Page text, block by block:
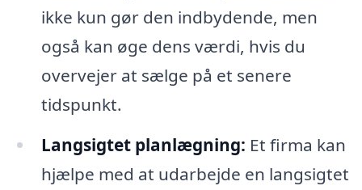
ikke kun gør den indbydende, men
også kan øge dens værdi, hvis du
overvejer at sælge på et senere
tidspunkt.
Langsigtet planlægning: Et firma kan
hjælpe med at udarbejde en langsigtet